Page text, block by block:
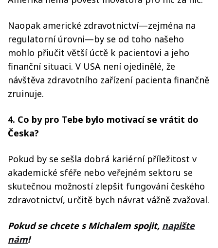
Naopak americké zdravotnictví—zejména na
regulatorní úrovni—by se od toho našeho
mohlo přiučit větší úctě k pacientovi a jeho
finanční situaci. V USA není ojedinělé, že
návštěva zdravotního zařízení pacienta finančně
zruinuje.
4. Co by pro Tebe bylo motivací se vrátit do
Česka?
Pokud by se sešla dobrá kariérní příležitost v
akademické sféře nebo veřejném sektoru se
skutečnou možností zlepšit fungování českého
zdravotnictví, určitě bych návrat vážně zvažoval.
Pokud se chcete s Michalem spojit, napište
nám!